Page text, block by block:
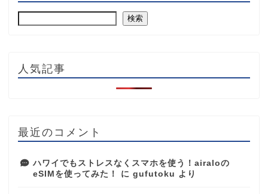
検索
人気記事
最近のコメント
ハワイでもストレスなくスマホを使う！airaloの
eSIMを使ってみた！
に gufutoku より